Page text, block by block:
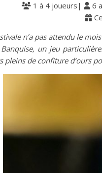
1 à 4 joueurs|
6
n’a pas attendu le
un jeu
pleins de confiture d’ours